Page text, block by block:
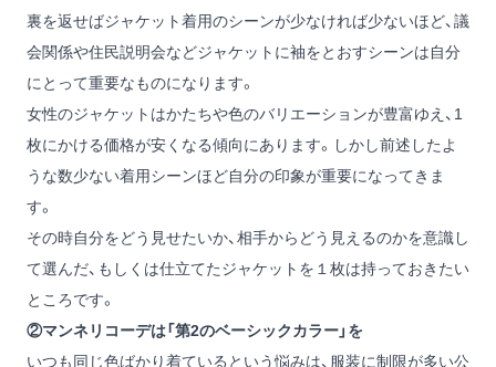
裏を返せばジャケット着用のシーンが少なければ少ないほど、議
会関係や住民説明会などジャケットに袖をとおすシーンは自分
にとって重要なものになります。
女性のジャケットはかたちや色のバリエーションが豊富ゆえ、1
枚にかける価格が安くなる傾向にあります。しかし前述したよ
うな数少ない着用シーンほど自分の印象が重要になってきま
す。
その時自分をどう見せたいか、相手からどう見えるのかを意識し
て選んだ、もしくは仕立てたジャケットを１枚は持っておきたい
ところです。
②マンネリコーデは「第2のベーシックカラー」を
いつも同じ色ばかり着ているという悩みは、服装に制限が多い公